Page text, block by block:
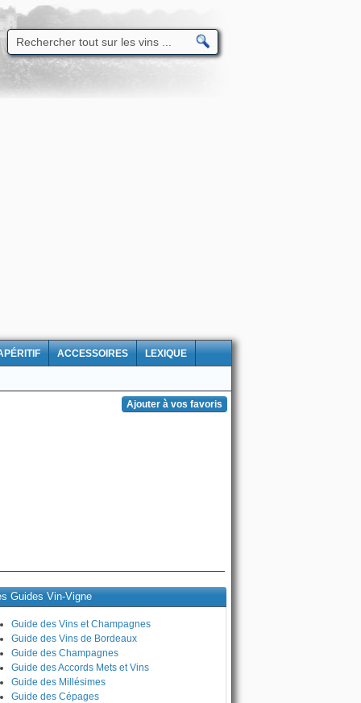
ACCESSOIRES LEXIQUE
Guides Vin-Vigne
Guide des Vins et Champagnes
Guide des Vins de Bordeaux
Guide des Champagnes
Guide des Accords Mets et Vins
Guide des Millésimes
Guide des Cépages